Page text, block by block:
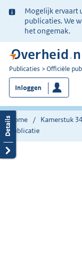
Ter
informatie:
Mogelijk ervaart
publicaties. We
het ongemak.
U
bent
nu
hier:
Publicaties Officiële
Inloggen
Home Kamerstuk
publicatie